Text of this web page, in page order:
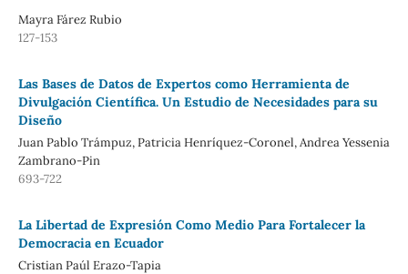
Mayra Fárez Rubio
127-153
Las Bases de Datos de Expertos como Herramienta de
Divulgación Científica. Un Estudio de Necesidades para su
Diseño
Juan Pablo Trámpuz, Patricia Henríquez-Coronel, Andrea Yessenia
Zambrano-Pin
693-722
La Libertad de Expresión Como Medio Para Fortalecer la
Democracia en Ecuador
Cristian Paúl Erazo-Tapia